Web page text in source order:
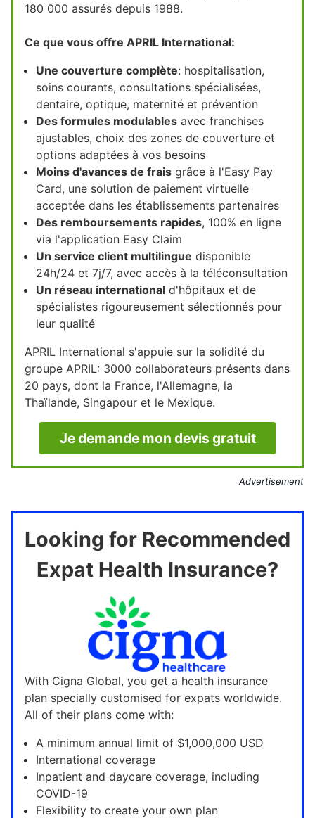
180 000 assurés depuis 1988.
Ce que vous offre APRIL International:
Une couverture complète: hospitalisation,
soins courants, consultations spécialisées,
dentaire, optique, maternité et prévention
Des formules modulables avec franchises
ajustables, choix des zones de couverture et
options adaptées à vos besoins
Moins d'avances de frais grâce à l'Easy Pay
Card, une solution de paiement virtuelle
acceptée dans les établissements partenaires
Des remboursements rapides, 100% en ligne
via l'application Easy Claim
Un service client multilingue disponible
24h/24 et 7j/7, avec accès à la téléconsultation
Un réseau international d'hôpitaux et de
spécialistes rigoureusement sélectionnés pour
leur qualité
APRIL International s'appuie sur la solidité du
groupe APRIL: 3000 collaborateurs présents dans
20 pays, dont la France, l'Allemagne, la
Thaïlande, Singapour et le Mexique.
Je demande mon devis gratuit
Advertisement
Looking for Recommended
Expat Health Insurance?
With Cigna Global, you get a health insurance
plan specially customised for expats worldwide.
All of their plans come with:
A minimum annual limit of $1,000,000 USD
International coverage
Inpatient and daycare coverage, including
COVID-19
Flexibility to create your own plan